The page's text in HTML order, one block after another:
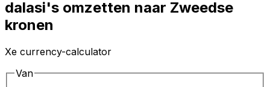
dalasi's omzetten naar Zweedse
kronen
Xe currency-calculator
Van